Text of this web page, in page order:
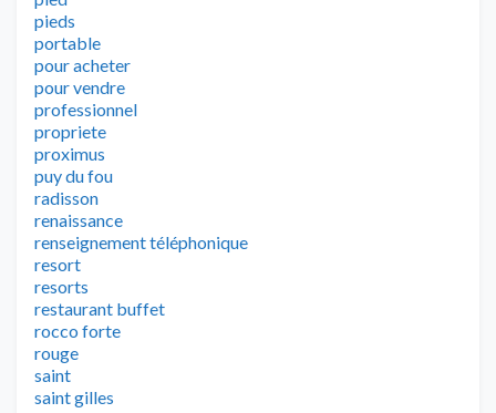
pieds
portable
pour acheter
pour vendre
professionnel
propriete
proximus
puy du fou
radisson
renaissance
renseignement téléphonique
resort
resorts
restaurant buffet
rocco forte
rouge
saint
saint gilles